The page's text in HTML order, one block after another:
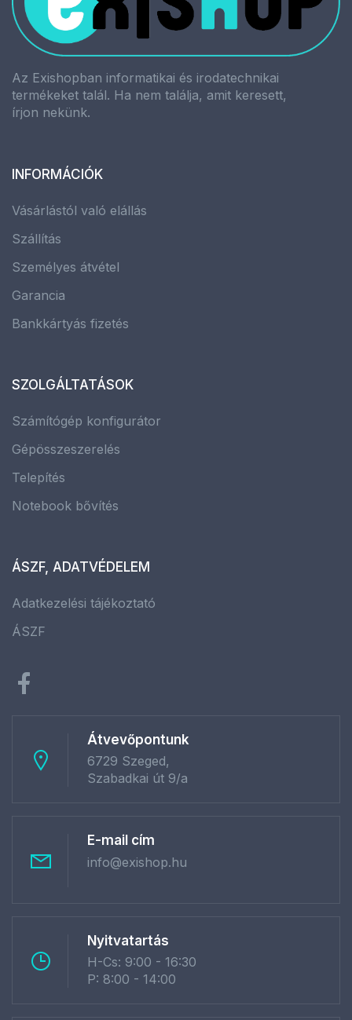
Az Exishopban informatikai és irodatechnikai
termékeket talál. Ha nem találja, amit keresett,
írjon nekünk.
INFORMÁCIÓK
Vásárlástól való elállás
Szállítás
Személyes átvétel
Garancia
Bankkártyás fizetés
SZOLGÁLTATÁSOK
Számítógép konfigurátor
Gépösszeszerelés
Telepítés
Notebook bővítés
ÁSZF, ADATVÉDELEM
Adatkezelési tájékoztató
ÁSZF
Átvevőpontunk
6729 Szeged,
Szabadkai út 9/a
E-mail cím
info@exishop.hu
Nyitvatartás
H-Cs: 9:00 - 16:30
P: 8:00 - 14:00